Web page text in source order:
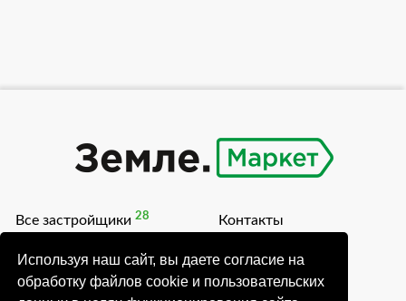
Используя наш сайт, вы даете согласие на
обработку файлов cookie и пользовательских
Все застройщики 28
Коттеджные поселки
Акции
Контакты
О проекте